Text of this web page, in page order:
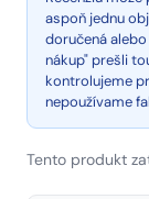
aspoň jednu
doručená alebo
nákup" prešli
kontrolujeme
nepoužívame
Tento produkt